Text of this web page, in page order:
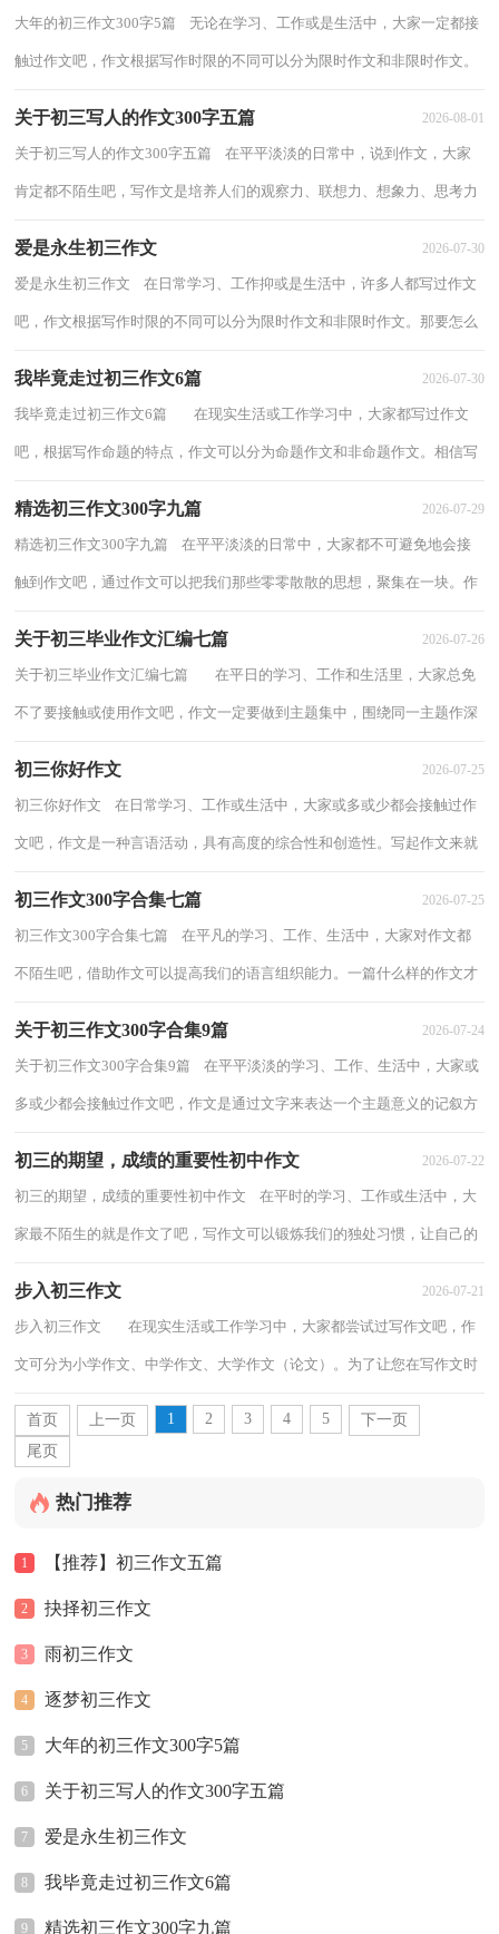
大年的初三作文300字5篇 无论在学习、工作或是生活中，大家一定都接
触过作文吧，作文根据写作时限的不同可以分为限时作文和非限时作文。
关于初三写人的作文300字五篇 2026-08-01
关于初三写人的作文300字五篇 在平平淡淡的日常中，说到作文，大家
肯定都不陌生吧，写作文是培养人们的观察力、联想力、想象力、思考力
爱是永生初三作文 2026-07-30
爱是永生初三作文 在日常学习、工作抑或是生活中，许多人都写过作文
吧，作文根据写作时限的不同可以分为限时作文和非限时作文。那要怎么
我毕竟走过初三作文6篇 2026-07-30
我毕竟走过初三作文6篇 在现实生活或工作学习中，大家都写过作文
吧，根据写作命题的特点，作文可以分为命题作文和非命题作文。相信写
精选初三作文300字九篇 2026-07-29
精选初三作文300字九篇 在平平淡淡的日常中，大家都不可避免地会接
触到作文吧，通过作文可以把我们那些零零散散的思想，聚集在一块。作
关于初三毕业作文汇编七篇 2026-07-26
关于初三毕业作文汇编七篇 在平日的学习、工作和生活里，大家总免
不了要接触或使用作文吧，作文一定要做到主题集中，围绕同一主题作深
初三你好作文 2026-07-25
初三你好作文 在日常学习、工作或生活中，大家或多或少都会接触过作
文吧，作文是一种言语活动，具有高度的综合性和创造性。写起作文来就
初三作文300字合集七篇 2026-07-25
初三作文300字合集七篇 在平凡的学习、工作、生活中，大家对作文都
不陌生吧，借助作文可以提高我们的语言组织能力。一篇什么样的作文才
关于初三作文300字合集9篇 2026-07-24
关于初三作文300字合集9篇 在平平淡淡的学习、工作、生活中，大家或
多或少都会接触过作文吧，作文是通过文字来表达一个主题意义的记叙方
初三的期望，成绩的重要性初中作文 2026-07-22
初三的期望，成绩的重要性初中作文 在平时的学习、工作或生活中，大
家最不陌生的就是作文了吧，写作文可以锻炼我们的独处习惯，让自己的
步入初三作文 2026-07-21
步入初三作文 在现实生活或工作学习中，大家都尝试过写作文吧，作
文可分为小学作文、中学作文、大学作文（论文）。为了让您在写作文时
更加简单方便，下面是小编整理的步入初三...
首页
上一页 1 2 3 4 5
下一页
尾页
热门推荐
1 【推荐】初三作文五篇
2 抉择初三作文
3 雨初三作文
4 逐梦初三作文
5 大年的初三作文300字5篇
6 关于初三写人的作文300字五篇
7 爱是永生初三作文
8 我毕竟走过初三作文6篇
9 精选初三作文300字九篇